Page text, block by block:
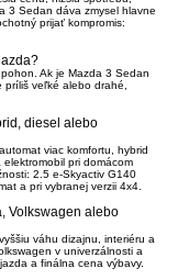
3 Sedan dáva zmysel hlavne
prijať kompromis:
Ak je Mazda 3 Sedan
príliš veľké alebo drahé,
diesel alebo
viac komfortu, hybrid
pri domácom
2.5 e-Skyactiv G140
a pri vybranej verzii 4x4.
Volkswagen alebo
váhu dizajnu, interiéru a
v univerzálnosti a
a finálna cena výbavy.